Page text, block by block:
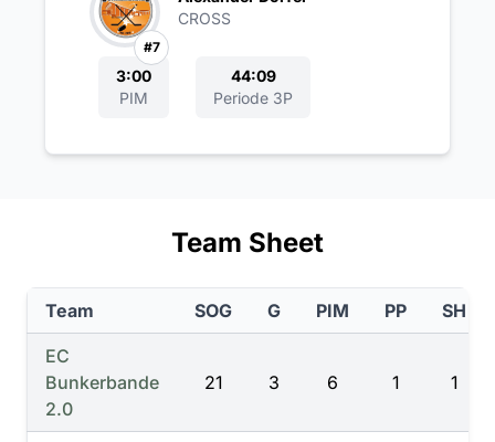
#7
CROSS
3:00
PIM
44:09
Periode 3P
Team Sheet
Team SOG G PIM PP SH
EC
Bunkerbande
2.0
21 3 6 1 1